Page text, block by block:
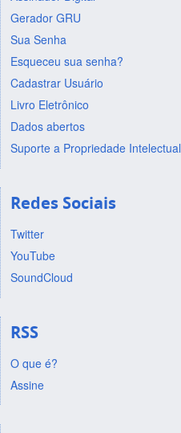
Gerador GRU
Sua Senha
Esqueceu sua senha?
Cadastrar Usuário
Livro Eletrônico
Dados abertos
Suporte a Propriedade Intelectual
Redes Sociais
Twitter
YouTube
SoundCloud
RSS
O que é?
Assine